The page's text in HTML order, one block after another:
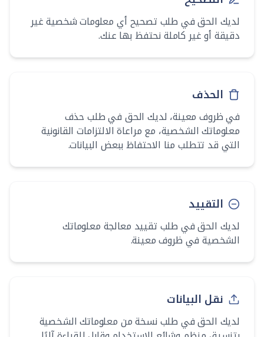
لديك الحق في طلب تصحيح أي معلومات شخصية غير
دقيقة أو غير كاملة نحتفظ بها عنك.
الحذف
في ظروف معينة، لديك الحق في طلب حذف
معلوماتك الشخصية، مع مراعاة الالتزامات القانونية
التي قد تتطلب منا الاحتفاظ ببعض البيانات.
التقييد
لديك الحق في طلب تقييد معالجة معلوماتك
الشخصية في ظروف معينة.
نقل البيانات
لديك الحق في طلب نسخة من معلوماتك الشخصية